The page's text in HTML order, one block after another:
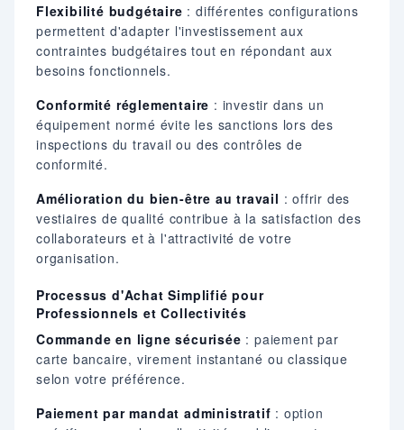
Flexibilité budgétaire : différentes configurations
permettent d'adapter l'investissement aux
contraintes budgétaires tout en répondant aux
besoins fonctionnels.
Conformité réglementaire : investir dans un
équipement normé évite les sanctions lors des
inspections du travail ou des contrôles de
conformité.
Amélioration du bien-être au travail : offrir des
vestiaires de qualité contribue à la satisfaction des
collaborateurs et à l'attractivité de votre
organisation.
Processus d'Achat Simplifié pour
Professionnels et Collectivités
Commande en ligne sécurisée : paiement par
carte bancaire, virement instantané ou classique
selon votre préférence.
Paiement par mandat administratif : option